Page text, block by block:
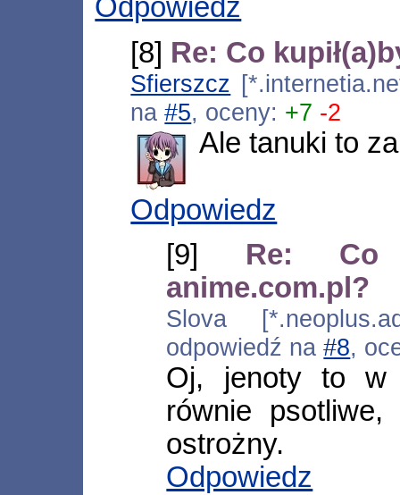
Odpowiedz
[8] Re: Co
Sfierszcz
na#5, oceny: +7 -2
Ale tanuki to
Odpowiedz
[9] Re: Co
anime.com.pl?
Slova
odpowiedź na#8,
Oj, jenoty to w
równie
ostrożny.
Odpowiedz